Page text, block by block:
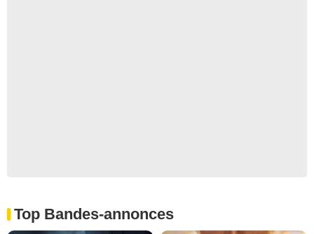
Top Bandes-annonces